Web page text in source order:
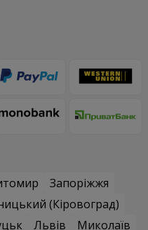
Запоріжжя
(Кіровоград)
Львів
Миколаїв